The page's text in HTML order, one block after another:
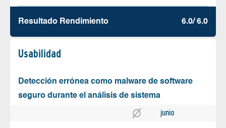
Resultado Rendimiento 6.0/ 6.0
Usabilidad
Detección errónea como malware de software
seguro durante el análisis de sistema
junio